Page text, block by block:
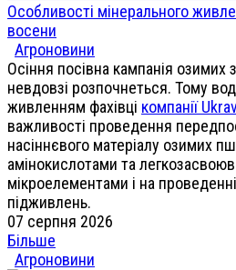
Особливості мінерального
восени
Агроновини
Осіння посівна кампанія озимих
невдовзі розпочнеться. Тому
живленням фахівці компанії
важливості проведення
насіннєвого матеріалу озимих
амінокислотами та
мікроелементами і на
підживлень.
07 серпня 2026
Більше
Агроновини